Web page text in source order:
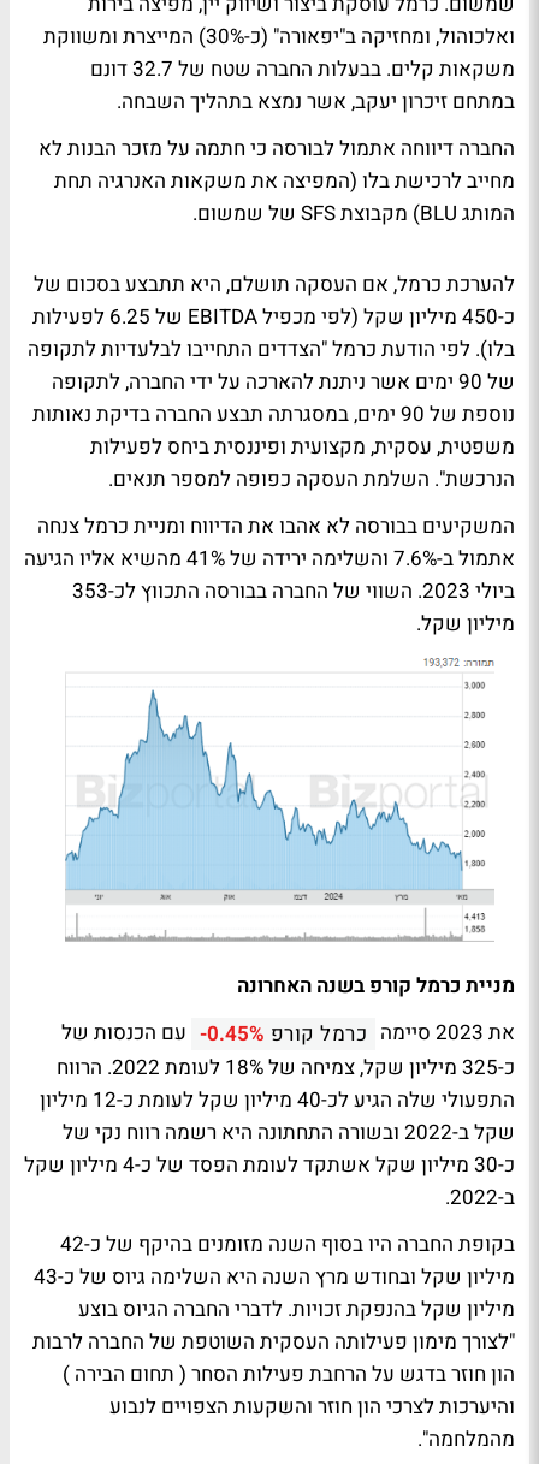
ואלכוהול, ומחזיקה ב"יפאורה" (כ-30%) המייצרת ומשווקת
משקאות קלים. בבעלות החברה שטח של 32.7 דונם
במתחם זיכרון יעקב, אשר נמצא בתהליך השבחה.
החברה דיווחה אתמול לבורסה כי חתמה על מזכר הבנות לא
מחייב לרכישת בלו (המפיצה את משקאות האנרגיה תחת
המותג BLU) מקבוצת SFS של שמשום.
להערכת כרמל, אם העסקה תושלם, היא תתבצע בסכום של
כ-450 מיליון שקל (לפי מכפיל EBITDA של 6.25 לפעילות
בלו). לפי הודעת כרמל "הצדדים התחייבו לבלעדיות לתקופה
של 90 ימים אשר ניתנת להארכה על ידי החברה, לתקופה
נוספת של 90 ימים, במסגרתה תבצע החברה בדיקת נאותות
משפטית, עסקית, מקצועית ופיננסית ביחס לפעילות
הנרכשת". השלמת העסקה כפופה למספר תנאים.
המשקיעים בבורסה לא אהבו את הדיווח ומניית כרמל צנחה
אתמול ב-7.6% והשלימה ירידה של 41% מהשיא אליו הגיעה
ביולי 2023. השווי של החברה בבורסה התכווץ לכ-353
מיליון שקל.
מניית כרמל קורפ בשנה האחרונה
את 2023 סיימה
כרמל קורפ -0.45% עם הכנסות של
כ-325 מיליון שקל, צמיחה של 18% לעומת 2022. הרווח
התפעולי שלה הגיע לכ-40 מיליון שקל לעומת כ-12 מיליון
שקל ב-2022 ובשורה התחתונה היא רשמה רווח נקי של
כ-30 מיליון שקל אשתקד לעומת הפסד של כ-4 מיליון שקל
ב-2022.
בקופת החברה היו בסוף השנה מזומנים בהיקף של כ-42
מיליון שקל ובחודש מרץ השנה היא השלימה גיוס של כ-43
מיליון שקל בהנפקת זכויות. לדברי החברה הגיוס בוצע
"לצורך מימון פעילותה העסקית השוטפת של החברה לרבות
הון חוזר בדגש על הרחבת פעילות הסחר ( תחום הבירה )
והיערכות לצרכי הון חוזר והשקעות הצפויים לנבוע
מהמלחמה".